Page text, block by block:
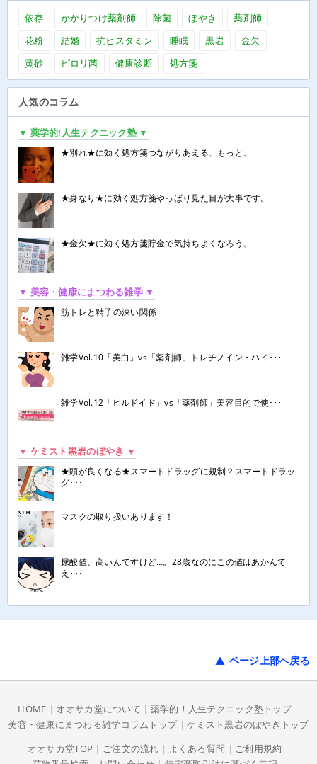
依存 かかりつけ薬剤師 除菌 ぼやき
薬剤師
花粉
結婚 抗ヒスタミン 睡眠 黒岩
金欠
黄砂
ピロリ菌 健康診断 処方箋
人気のコラム
▼ 薬学的!人生テクニック塾 ▼
★別れ★に効く処方箋つながりあえる、もっと。
★身なり★に効く処方箋やっぱり見た目が大事です。
★金欠★に効く処方箋貯金で気持ちよくなろう。
▼ 美容・健康にまつわる雑学 ▼
筋トレと精子の深い関係
雑学Vol.10「美白」vs「薬剤師」トレチノイン・ハイ･･･
雑学Vol.12「ヒルドイド」vs「薬剤師」美容目的で使･･･
▼ ケミスト黒岩のぼやき ▼
★頭が良くなる★スマートドラッグに規制？スマートドラッ
グ･･･
マスクの取り扱いあります！
尿酸値、高いんですけど…。28歳なのにこの値はあかんて
え･･･
ページ上部へ戻る
HOME | オオサカ堂について | 薬学的！人生テクニック塾トップ|
美容・健康にまつわる雑学コラムトップ| ケミスト黒岩のぼやきトップ
オオサカ堂TOP | ご注文の流れ | よくある質問 | ご利用規約 |